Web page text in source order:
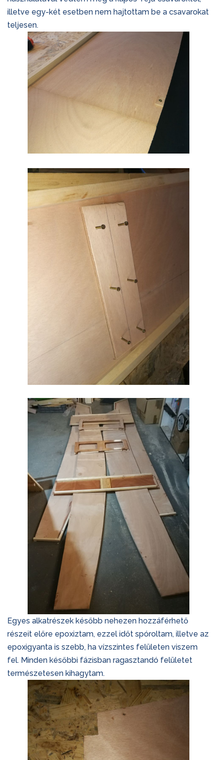
illetve egy-két esetben nem hajtottam be a csavarokat
teljesen.
Egyes alkatrészek később nehezen hozzáférhető
részeit előre epoxiztam, ezzel időt spóroltam, illetve az
epoxigyanta is szebb, ha vízszintes felületen viszem
fel. Minden későbbi fázisban ragasztandó felületet
természetesen kihagytam.